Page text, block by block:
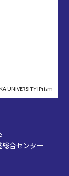
UNIVERSITY IPrism
合センター